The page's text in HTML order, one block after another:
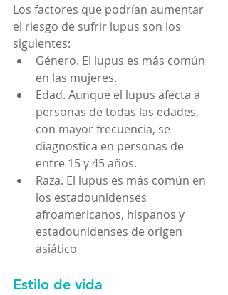
Los factores que podrían aumentar
el riesgo de sufrir lupus son los
siguientes:
Género. El lupus es más común
en las mujeres.
Edad. Aunque el lupus afecta a
personas de todas las edades,
con mayor frecuencia, se
diagnostica en personas de
entre 15 y 45 años.
Raza. El lupus es más común en
los estadounidenses
afroamericanos, hispanos y
estadounidenses de origen
asiático
Estilo de vida